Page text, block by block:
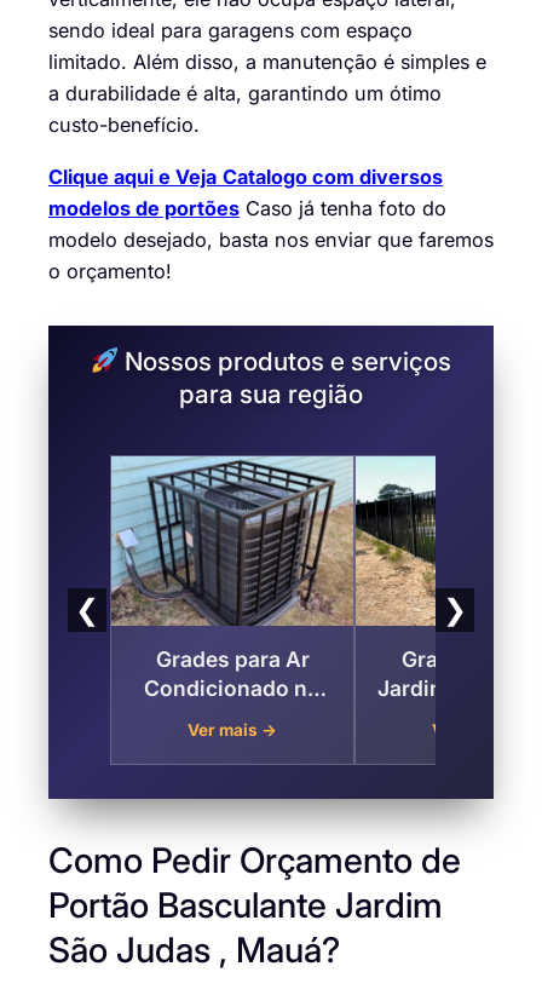
sendo ideal para garagens com espaço
limitado. Além disso, a manutenção é simples e
a durabilidade é alta, garantindo um ótimo
custo-benefício.
Clique aqui e Veja Catalogo com diversos
modelos de portões Caso já tenha foto do
modelo desejado, basta nos enviar que faremos
o orçamento!
Nossos produtos e serviços
para sua região
❮
Grades para Ar
Condicionado no
Jardim São Judas ,
Ver mais →
Gradil de
Jardim São
Ver mais →
❯
Como Pedir Orçamento de
Portão Basculante Jardim
São Judas , Mauá?